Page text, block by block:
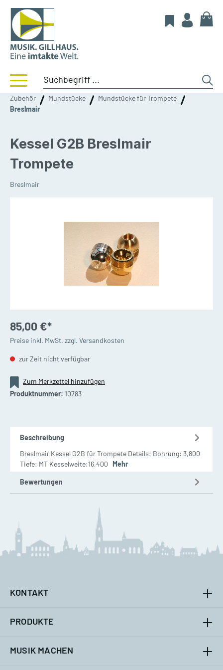
Zubehör Mundstücke
Mundstücke für Trompete
Breslmair
Kessel G2B Breslmair
Trompete
Breslmair
85,00 €*
Preise inkl. MwSt. zzgl. Versandkosten
zur Zeit nicht verfügbar
Zum Merkzettel hinzufügen
Produktnummer: 10783
Beschreibung
Breslmair Kessel G2B für Trompete Details: Bohrung: 3,800
Tiefe: MT Kesselweite:16,400 Mehr
Bewertungen
KONTAKT
PRODUKTE
MUSIK MACHEN